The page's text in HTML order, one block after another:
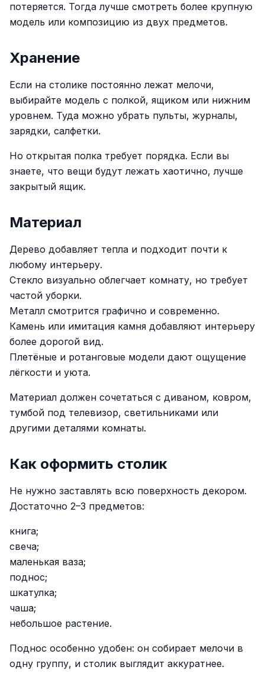
потеряется. Тогда лучше смотреть более крупную
модель или композицию из двух предметов.
Хранение
Если на столике постоянно лежат мелочи,
выбирайте модель с полкой, ящиком или нижним
уровнем. Туда можно убрать пульты, журналы,
зарядки, салфетки.
Но открытая полка требует порядка. Если вы
знаете, что вещи будут лежать хаотично, лучше
закрытый ящик.
Материал
Дерево добавляет тепла и подходит почти к
любому интерьеру.
Стекло визуально облегчает комнату, но требует
частой уборки.
Металл смотрится графично и современно.
Камень или имитация камня добавляют интерьеру
более дорогой вид.
Плетёные и ротанговые модели дают ощущение
лёгкости и уюта.
Материал должен сочетаться с диваном, ковром,
тумбой под телевизор, светильниками или
другими деталями комнаты.
Как оформить столик
Не нужно заставлять всю поверхность декором.
Достаточно 2–3 предметов:
книга;
свеча;
маленькая ваза;
поднос;
шкатулка;
чаша;
небольшое растение.
Поднос особенно удобен: он собирает мелочи в
одну группу, и столик выглядит аккуратнее.